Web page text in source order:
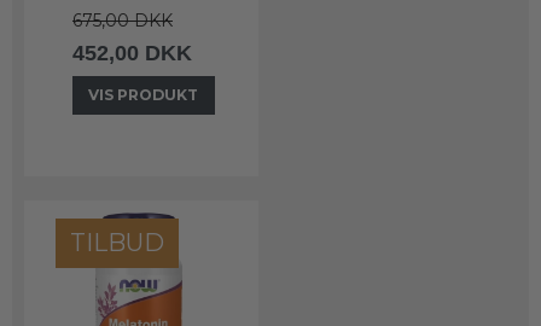
675,00 DKK
452,00 DKK
VIS PRODUKT
TILBUD